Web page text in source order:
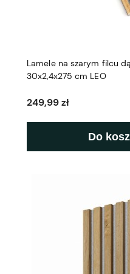
Lamele na szarym filcu
30x2,4x275 cm LEO
249,99 zł
Do